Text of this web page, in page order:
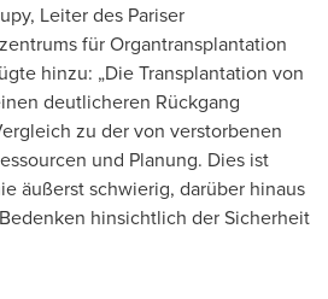
, Leiter des Pariser
für Organtransplantation
hinzu: „Die Transplantation von
deutlicheren Rückgang
zu der von verstorbenen
und Planung. Dies ist
äußerst schwierig, darüber hinaus
hinsichtlich der Sicherheit